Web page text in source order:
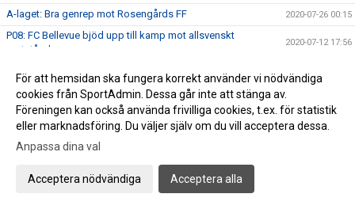
A-laget: Bra genrep mot Rosengårds FF 2020-07-26 00:15
P08: FC Bellevue bjöd upp till kamp mot allsvenskt
motstånd
2020-07-12 17:56
A-laget: ”Underbar Grillkväll” - Mycket roligt, gott och
trevligt!
2020-06-23 08:06
A-laget: Succélaget FC Bellevue till MM-Final 2020-06-19 07:30
Campdag 3: Rekordvärme och besök av ”ICA Mats”
MM-semifinal: FC Bellevue - Balkan
För att hemsidan ska fungera korrekt använder vi nödvändiga
cookies från SportAdmin. Dessa går inte att stänga av.
Föreningen kan också använda frivilliga cookies, t.ex. för statistik
eller marknadsföring. Du väljer själv om du vill acceptera dessa.
Anpassa dina val
Acceptera nödvändiga Acceptera alla